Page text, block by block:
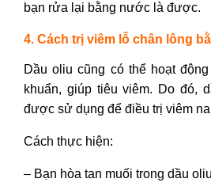
bạn rửa lại bằng nước là được.
4. Cách trị viêm lỗ chân lông
Dầu oliu cũng có thể hoạt
khuẩn, giúp tiêu viêm. Do đó,
được sử dụng để điều trị viêm
Cách thực hiện:
– Bạn hòa tan muối trong dầu